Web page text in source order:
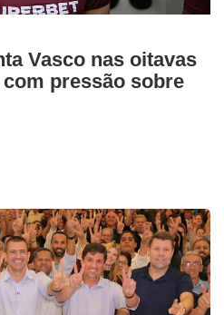
Vasco nas oitavas
pressão sobre